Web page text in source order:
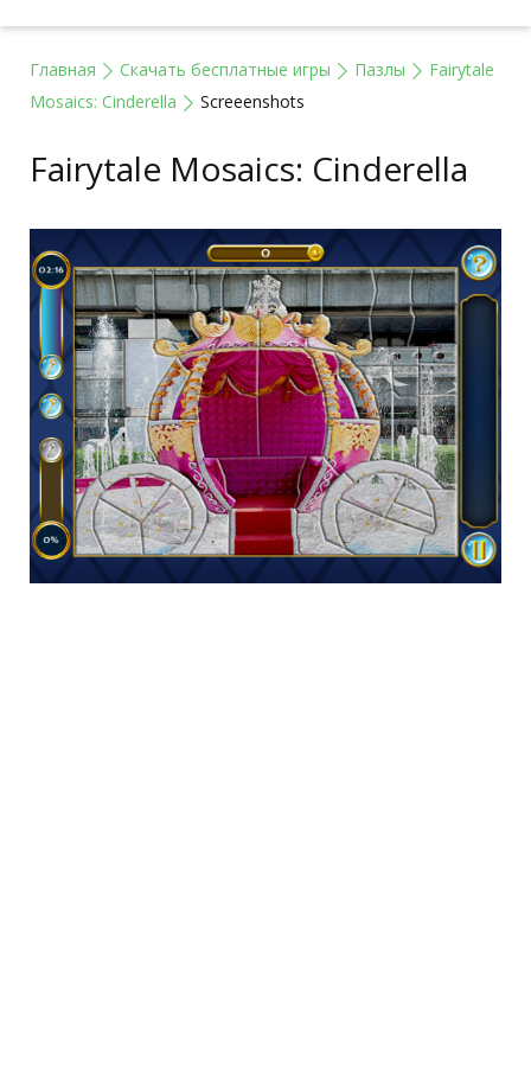
Главная Скачать бесплатные игры Пазлы
Fairytale
Mosaics: Cinderella
Screeenshots
Fairytale Mosaics: Cinderella